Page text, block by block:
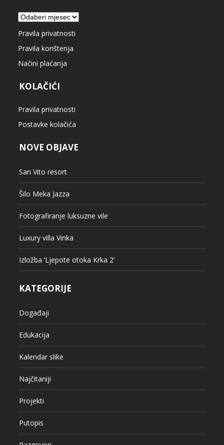
Arhiva
Pravila privatnosti
Pravila korištenja
Načini plaćanja
KOLAČIĆI
Pravila privatnosti
Postavke kolačića
NOVE OBJAVE
San Vito resort
Šilo Meka Jazza
Fotografiranje luksuzne vile
Luxury villa Vinka
Izložba ‘Ljepote otoka Krka 2’
KATEGORIJE
Događaji
Edukacija
Kalendar slike
Najčitaniji
Projekti
Putopis